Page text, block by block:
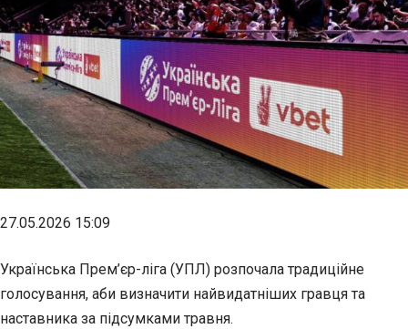
27.05.2026 15:09
Українська Прем’єр-ліга (УПЛ) розпочала традиційне
голосування, аби визначити найвидатніших гравця та
наставника за підсумками травня.